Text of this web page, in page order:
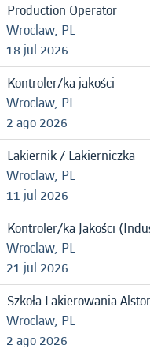
Production Operator
Wroclaw, PL
18 jul 2026
Kontroler/ka jakości
Wroclaw, PL
2 ago 2026
Lakiernik / Lakierniczka
Wroclaw, PL
11 jul 2026
Kontroler/ka Jakości
Wroclaw, PL
21 jul 2026
Szkoła Lakierowania
Wroclaw, PL
2 ago 2026